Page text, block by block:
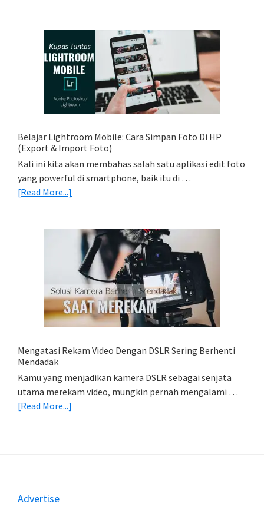
Sederhana:
Memadukan
Foto
Light
Trail
Dengan
Belajar Lightroom Mobile: Cara Simpan Foto Di HP
(Export & Import Foto)
Kali ini kita akan membahas salah satu aplikasi edit foto
yang powerful di smartphone, baik itu di …
[Read More...]
Mobile:
Cara
Simpan
Foto
Di
HP
(Export
Import
Mengatasi Rekam Video Dengan DSLR Sering Berhenti
Mendadak
Kamu yang menjadikan kamera DSLR sebagai senjata
utama merekam video, mungkin pernah mengalami …
[Read More...]
Footer
Advertise